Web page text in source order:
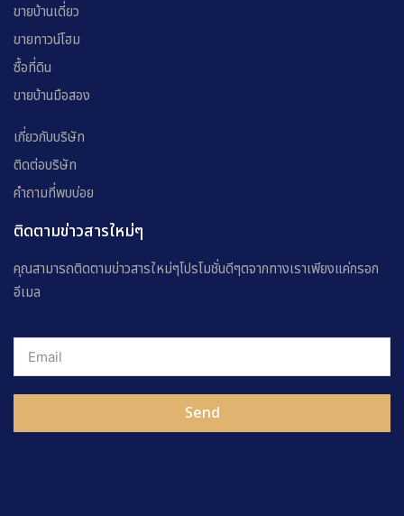
ขายบ้านเดี่ยว
ขายทาวน์โฮม
ซื้อที่ดิน
ขายบ้านมือสอง
เกี่ยวกับบริษัท
ติดต่อบริษัท
คำถามที่พบบ่อย
ติดตามข่าวสารใหม่ๆ
คุณสามารถติดตามข่าวสารใหม่ๆโปรโมชั่นดีๆตจากทางเราเพียงแค่กรอก
อีเมล
Send